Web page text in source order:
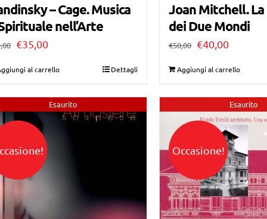
– Cage. Musica
nell’Arte
Il
era:
€39,00.
€35,00Il
è:
€35,00.
al carrello Dettagli
Joan Mitchell.
dei Due Mondi
€50,00 Il
era:
€50,00.
€40,00Il
è:
€40,00.
Aggiungi al carrello
Esaurito Esaurito
Occasione!